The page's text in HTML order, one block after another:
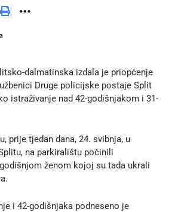
dalmatinska izdala je priopćenje
Druge policijske postaje Split
istraživanje nad 42-godišnjakom i 31-
prije tjedan dana, 24. svibnja, u
na parkiralištu počinili
ženom kojoj su tada ukrali
i 42-godišnjaka podneseno je